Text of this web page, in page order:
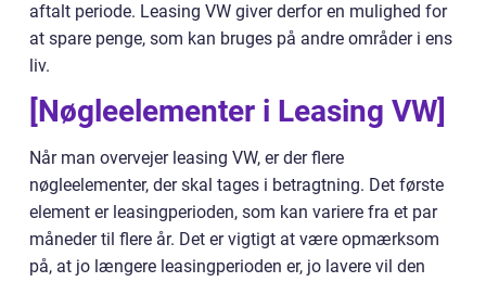
aftalt periode. Leasing VW giver derfor en mulighed for
at spare penge, som kan bruges på andre områder i ens
liv.
[Nøgleelementer i Leasing VW]
Når man overvejer leasing VW, er der flere
nøgleelementer, der skal tages i betragtning. Det første
element er leasingperioden, som kan variere fra et par
måneder til flere år. Det er vigtigt at være opmærksom
på, at jo længere leasingperioden er, jo lavere vil den